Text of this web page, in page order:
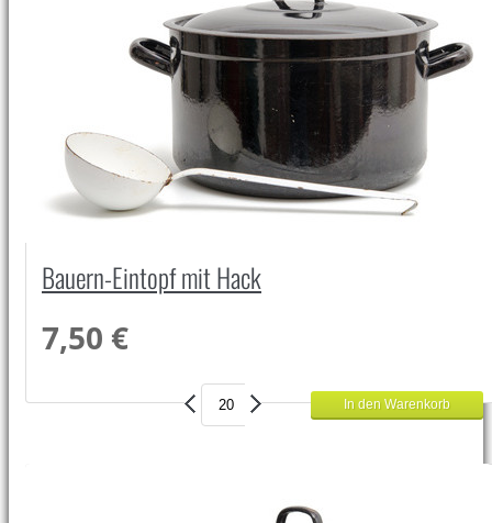
Bauern-Eintopf mit Hack
7,50 €